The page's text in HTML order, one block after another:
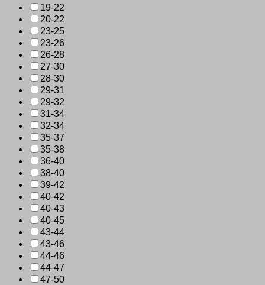
19-22
20-22
23-25
23-26
26-28
27-30
28-30
29-31
29-32
31-34
32-34
35-37
35-38
36-40
38-40
39-42
40-42
40-43
40-45
43-44
43-46
44-46
44-47
47-50